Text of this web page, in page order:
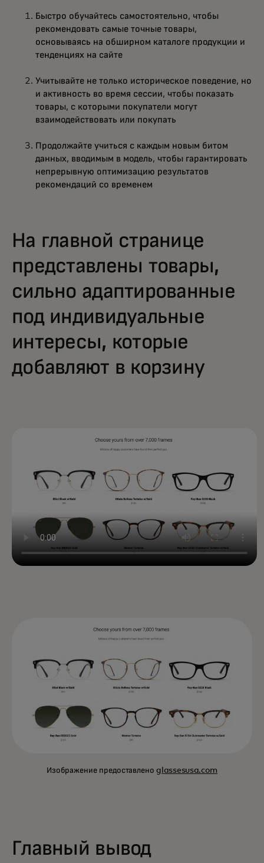
Быстро обучайтесь самостоятельно, чтобы
рекомендовать самые точные товары,
основываясь на обширном каталоге продукции и
тенденциях на сайте
Учитывайте не только историческое поведение, но
и активность во время сессии, чтобы показать
товары, с которыми покупатели могут
взаимодействовать или покупать
Продолжайте учиться с каждым новым битом
данных, вводимым в модель, чтобы гарантировать
непрерывную оптимизацию результатов
рекомендаций со временем
На главной странице
представлены товары,
сильно адаптированные
под индивидуальные
интересы, которые
добавляют в корзину
Изображение предоставленоglassesusa.com
Главный вывод